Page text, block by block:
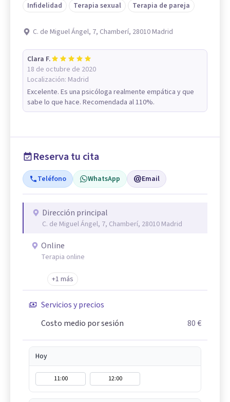
Infidelidad Terapia sexual Terapia de pareja
C. de Miguel Ángel, 7, Chamberí, 28010 Madrid
Clara F.
18 de octubre de 2020
Localización: Madrid
Excelente. Es una psicóloga realmente empática y que
sabe lo que hace. Recomendada al 110%.
Reserva tu cita
Teléfono WhatsApp Email
Dirección principal
C. de Miguel Ángel, 7, Chamberí, 28010 Madrid
Online
Terapia online
+1 más
Servicios y precios
Costo medio por sesión
80 €
Hoy
11:00 12:00